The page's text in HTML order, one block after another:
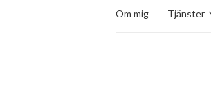
Om mig Tjänster